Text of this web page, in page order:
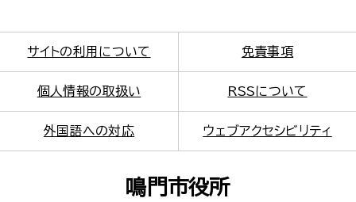
サイトの利用について 免責事項
個人情報の取扱い RSSについて
外国語への対応 ウェブアクセシビリティ
鳴門市役所